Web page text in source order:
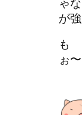
が
も
ぉ